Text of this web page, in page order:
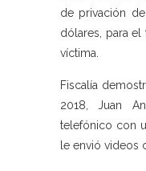
de privación
dólares, para
víctima.
Fiscalía
2018, Juan
telefónico con
le envió videos